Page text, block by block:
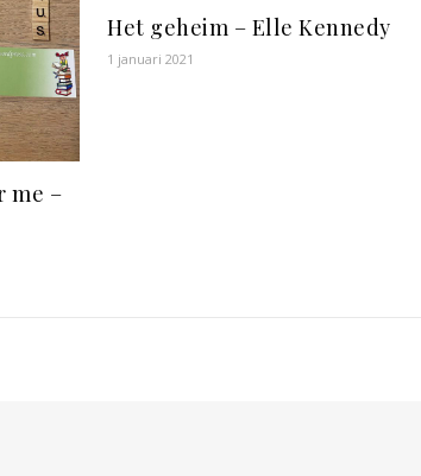
me –
Het geheim – Elle Kennedy
1 januari 2021